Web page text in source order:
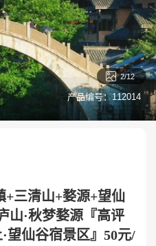
 2/12
产品编号：112014
+三清山+婺源+望仙
山·秋梦婺源『高评
望仙谷宿景区』50元/